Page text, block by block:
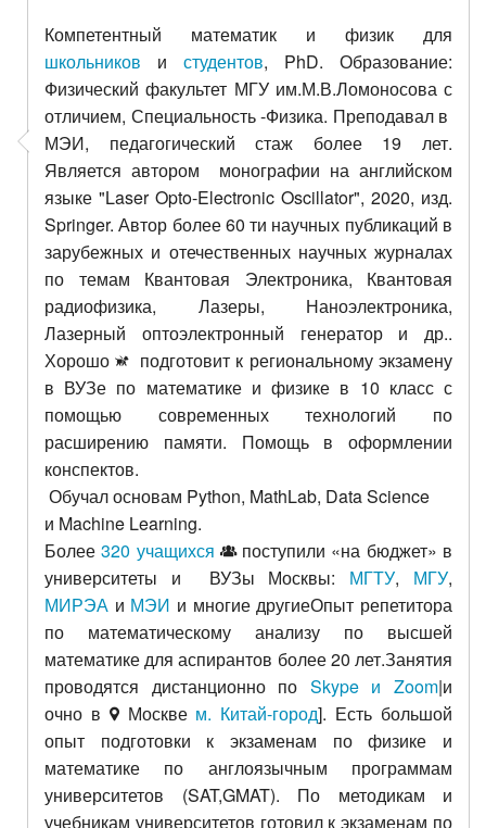
Компетентный математик и физик для
школьников и студентов, PhD. Образование:
Физический факультет МГУ им.М.В.Ломоносова с
отличием, Специальность -Физика. Преподавал в
МЭИ, педагогический стаж более 19 лет.
Является автором монографии на английском
языке "Laser Opto-Electronic Oscillator", 2020, изд.
Springer. Автор более 60 ти научных публикаций в
зарубежных и отечественных научных журналах
по темам Квантовая Электроника, Квантовая
радиофизика, Лазеры, Наноэлектроника,
Лазерный оптоэлектронный генератор и др..
Хорошо подготовит к региональному экзамену
в ВУЗе по математике и физике в 10 класс с
помощью современных технологий по
расширению памяти. Помощь в оформлении
конспектов.
Обучал основам Python, MathLab, Data Science
и Machine Learning.
Более320 учащихся
поступили «на бюджет» в
университеты и ВУЗы Москвы: МГТУ, МГУ,
МИРЭА и МЭИ и многие другиеОпыт репетитора
по математическому анализу по высшей
математике для аспирантов более 20 лет.Занятия
проводятся дистанционно по Skype и Zoom|и
очно в
Москве м. Китай-город]. Есть большой
опыт подготовки к экзаменам по физике и
математике по англоязычным программам
университетов (SAT,GMAT). По методикам и
учебникам университетов готовил к экзаменам по